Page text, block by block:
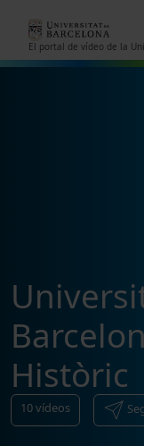
El portal de vídeo de la
Històric
10vídeos